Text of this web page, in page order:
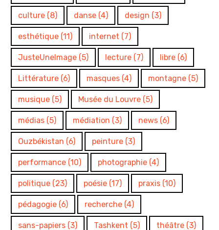
culture (8) danse (4) design (3)
esthétique (11) internet (7)
JusteUneImage (5) lecture (7) libre (6)
Littérature (6) masques (4) montagne (5)
musique (5) Musée du Louvre (5)
médias (5) médiation (3) news (6)
Ouzbékistan (6) peinture (3)
performance (10) photographie (4)
politique (23) poésie (17) praxis (10)
pédagogie (6) recherche (4)
sans-papiers (3) Tashkent (5) théâtre (3)